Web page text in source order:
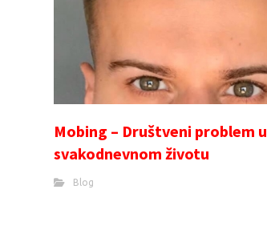
Mobing – Društveni problem u
svakodnevnom životu
Blog